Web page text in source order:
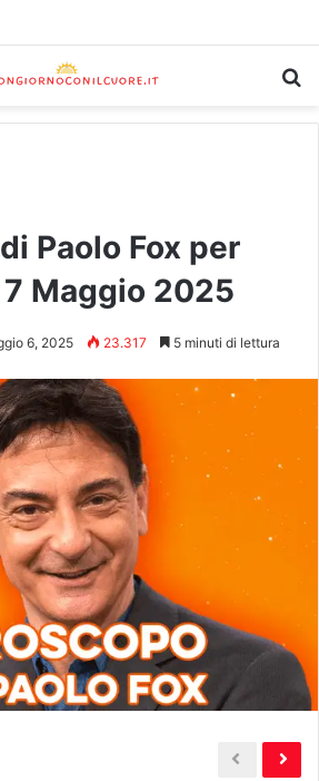
Paolo Fox per
Maggio 2025
6, 2025 23.317 5 minuti di lettura